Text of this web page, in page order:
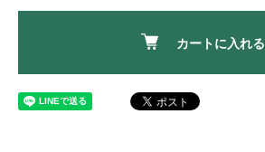
カートに入れる